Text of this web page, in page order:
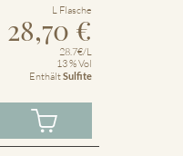
L Flasche
28,70 €
28.7€/L
13 % Vol
EnthältSulfite